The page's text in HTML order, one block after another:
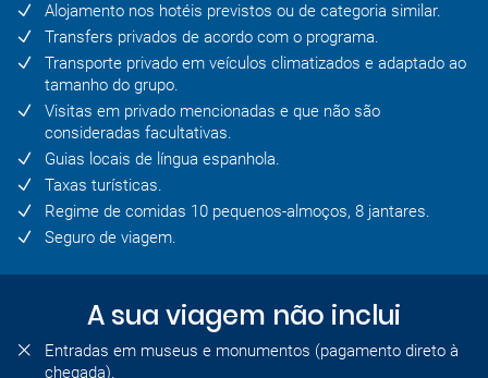
Alojamento nos hotéis previstos ou de categoria similar.
Transfers privados de acordo com o programa.
Transporte privado em veículos climatizados e adaptado ao
tamanho do grupo.
Visitas em privado mencionadas e que não são
consideradas facultativas.
Guias locais de língua espanhola.
Taxas turísticas.
Regime de comidas 10 pequenos-almoços, 8 jantares.
Seguro de viagem.
A sua viagem não inclui
Entradas em museus e monumentos (pagamento direto à
chegada).